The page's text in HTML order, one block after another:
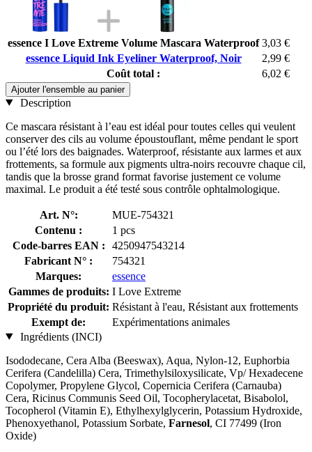
essence I Love Extreme Volume Mascara Waterproof 3,03 €
essence Liquid Ink Eyeliner Waterproof, Noir
2,99 €
Coût total :
6,02 €
Ajouter l'ensemble au panier
Description
Ce mascara résistant à l’eau est idéal pour toutes celles qui veulent
conserver des cils au volume époustouflant, même pendant le sport
ou l’été lors des baignades. Waterproof, résistante aux larmes et aux
frottements, sa formule aux pigments ultra-noirs recouvre chaque cil,
tandis que la brosse grand format favorise justement ce volume
maximal. Le produit a été testé sous contrôle ophtalmologique.
Art. N°:
MUE-754321
Contenu :
1 pcs
Code-barres EAN :
4250947543214
Fabricant N° :
754321
Marques:
essence
Gammes de produits: I Love Extreme
Propriété du produit: Résistant à l'eau, Résistant aux frottements
Exempt de:
Expérimentations animales
Ingrédients (INCI)
Isododecane, Cera Alba (Beeswax), Aqua, Nylon-12, Euphorbia
Cerifera (Candelilla) Cera, Trimethylsiloxysilicate, Vp/ Hexadecene
Copolymer, Propylene Glycol, Copernicia Cerifera (Carnauba)
Cera, Ricinus Communis Seed Oil, Tocopherylacetat, Bisabolol,
Tocopherol (Vitamin E), Ethylhexylglycerin, Potassium Hydroxide,
Phenoxyethanol, Potassium Sorbate, Farnesol, CI 77499 (Iron
Oxide)